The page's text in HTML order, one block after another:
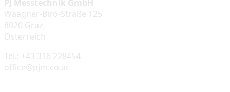
PJ Messtechnik GmbH
Waagner-Biro-Straße 125
8020 Graz
Österreich
Tel.: +43 316 228454
office@pjm.co.at